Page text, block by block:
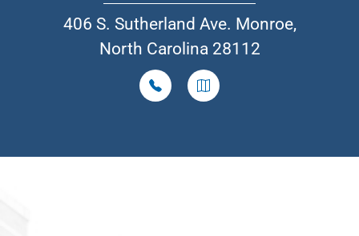
406 S. Sutherland Ave. Monroe,
North Carolina 28112